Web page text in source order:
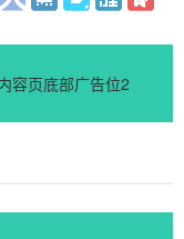
容页底部广告位2